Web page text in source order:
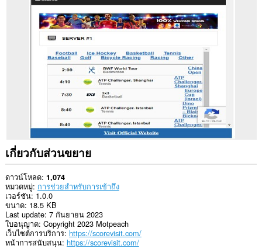
เกี่ยวกับส่วนขยาย
ดาวน์โหลด 1,074
หมวดหมู่ การช่วยสำหรับการเข้าถึง
เวอร์ชัน 1.0.0
ขนาด 18.5 KB
Last update 7 กันยายน 2023
ใบอนุญาต Copyright 2023 Motpeach
เว็บไซต์การบริการ https://scorevisit.com/
หน้าการสนับสนุน https://scorevisit.com/